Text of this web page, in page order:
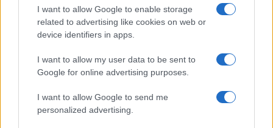
I want to allow Google to enable storage
related to advertising like cookies on web or
device identifiers in apps.
I want to allow my user data to be sent to
Google for online advertising purposes.
I want to allow Google to send me
personalized advertising.
Σχολίασε εδώ
50 /50